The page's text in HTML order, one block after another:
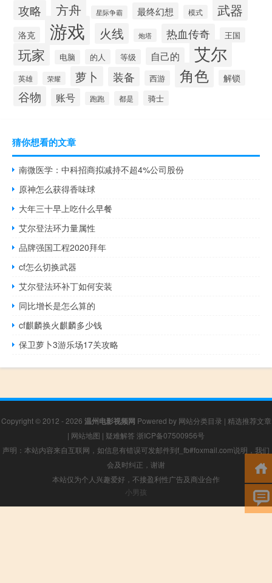
攻略
方舟 星际争霸 最终幻想 模式 武器
洛克 游戏 火线 炮塔 热血传奇 王国
玩家 电脑 的人 等级 自己的 艾尔
英雄 荣耀 萝卜 装备 西游 角色 解锁
谷物 账号 跑跑 都是 骑士
猜你想看的文章
南微医学：中科招商拟减持不超4%公司股份
原神怎么获得香味球
大年三十早上吃什么早餐
艾尔登法环力量属性
品牌强国工程2020拜年
cf怎么切换武器
艾尔登法环补丁如何安装
同比增长是怎么算的
cf麒麟换火麒麟多少钱
保卫萝卜3游乐场17关攻略
Copyright © 2012 - 2026 温州电影视频网 Powered by 网站分类目录 | 精选推荐文章
| 网站地图 | 疑难解答 浙ICP备07500956号
声明：本站内容来自互联网，如信息有错误可发邮件到f_fb#foxmail.com说明，我们
会及时纠正，谢谢
本站仅为个人兴趣爱好，不接盈利性广告及商业合作
小男孩